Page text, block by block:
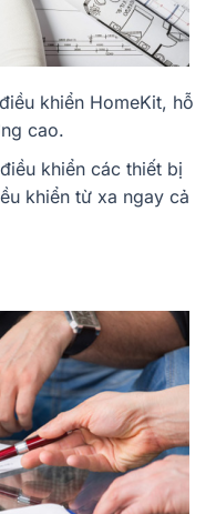
khiển HomeKit, hỗ
cao.
khiển các thiết bị
khiển từ xa ngay cả